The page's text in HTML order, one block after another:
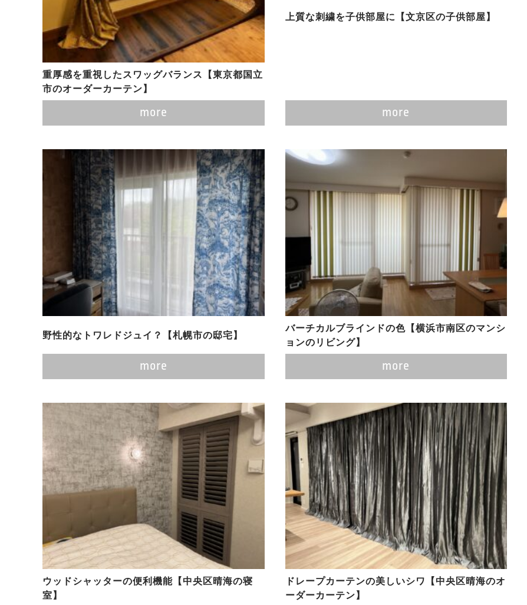
重厚感を重視したスワッグバランス【東京都国立
市のオーダーカーテン】
more
上質な刺繍を子供部屋に【文京区の子供部屋】
more
野性的なトワレドジュイ？【札幌市の邸宅】
more
バーチカルブラインドの色【横浜市南区のマンシ
ョンのリビング】
more
ウッドシャッターの便利機能【中央区晴海の寝
室】
ドレープカーテンの美しいシワ【中央区晴海のオ
ーダーカーテン】